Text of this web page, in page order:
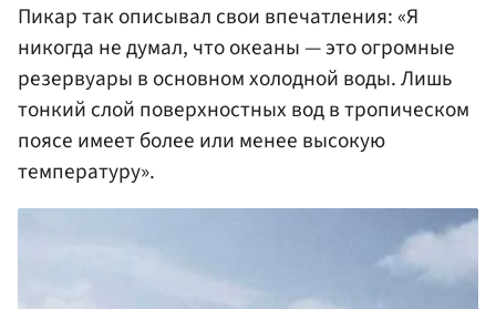
Пикар так описывал свои впечатления: «Я
никогда не думал, что океаны — это огромные
резервуары в основном холодной воды. Лишь
тонкий слой поверхностных вод в тропическом
поясе имеет более или менее высокую
температуру».